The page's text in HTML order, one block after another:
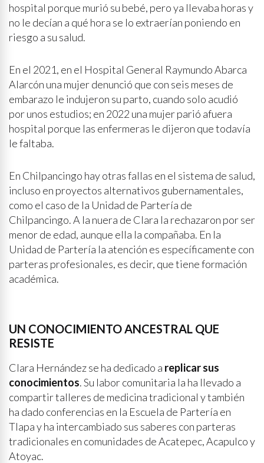
hospital porque murió su bebé, pero ya llevaba horas y
no le decían a qué hora se lo extraerían poniendo en
riesgo a su salud.
En el 2021, en el Hospital General Raymundo Abarca
Alarcón una mujer denunció que con seis meses de
embarazo le indujeron su parto, cuando solo acudió
por unos estudios; en 2022 una mujer parió afuera
hospital porque las enfermeras le dijeron que todavía
le faltaba.
En Chilpancingo hay otras fallas en el sistema de salud,
incluso en proyectos alternativos gubernamentales,
como el caso de la Unidad de Partería de
Chilpancingo. A la nuera de Clara la rechazaron por ser
menor de edad, aunque ella la compañaba. En la
Unidad de Partería la atención es específicamente con
parteras profesionales, es decir, que tiene formación
académica.
UN CONOCIMIENTO ANCESTRAL QUE
RESISTE
Clara Hernández se ha dedicado a replicar sus
conocimientos. Su labor comunitaria la ha llevado a
compartir talleres de medicina tradicional y también
ha dado conferencias en la Escuela de Partería en
Tlapa y ha intercambiado sus saberes con parteras
tradicionales en comunidades de Acatepec, Acapulco y
Atoyac.